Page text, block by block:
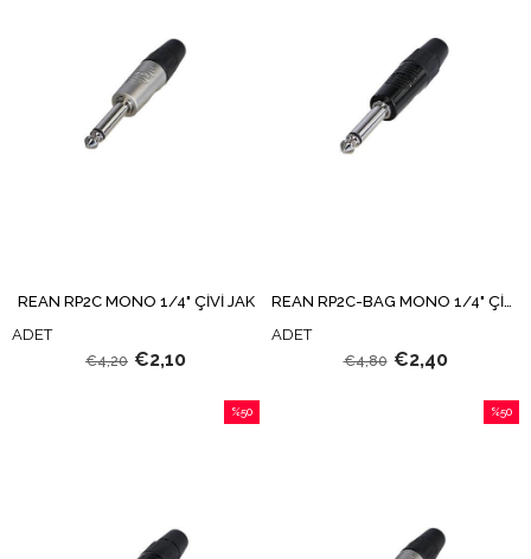
REAN RP2C MONO 1/4" ÇİVİ JAK
ADET
€2,10
€4,20
REAN RP2C-BAG MONO 1/4" ÇİVİ JAK
ADET
€2,40
€4,80
%50
%50